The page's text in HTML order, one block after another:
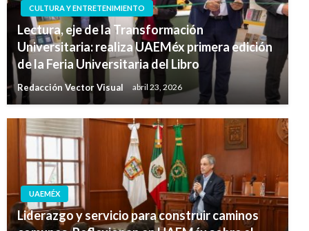
CULTURA Y ENTRETENIMIENTO
Lectura, eje de la Transformación
Universitaria: realiza UAEMéx primera edición
de la Feria Universitaria del Libro
Redacción Vector Visual abril 23, 2026
UAEMÉX
Liderazgo y servicio para construir caminos